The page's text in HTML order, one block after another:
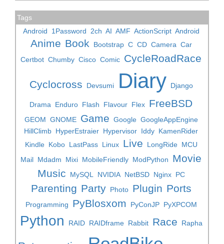
Tags
Android
1Password 2ch AI AMF ActionScript Android
Anime Book Bootstrap C CD Camera Car
Certbot Chumby Cisco Comic CycleRoadRace
Cyclocross Devsumi Diary Django
Drama Enduro Flash Flavour Flex FreeBSD
GEOM GNOME Game Google GoogleAppEngine
HillClimb HyperEstraier Hypervisor Iddy KamenRider
Kindle Kobo LastPass Linux Live LongRide MCU
Mail Mdadm Mixi MobileFriendly ModPython
Movie
Music
MySQL NVIDIA NetBSD Nginx PC
Parenting Party Photo Plugin Ports
Programming PyBlosxom PyConJP PyXPCOM
Python RAID RAIDframe Rabbit Race Rapha